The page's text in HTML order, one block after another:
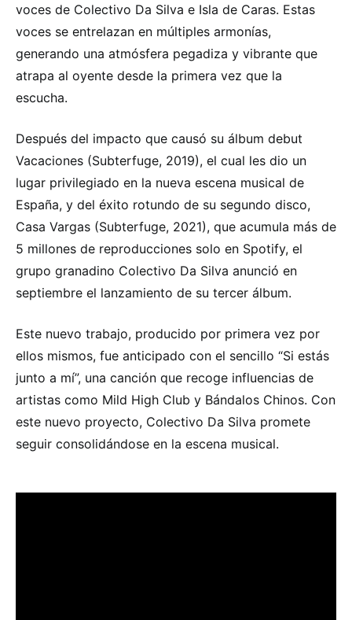
voces de Colectivo Da Silva e Isla de Caras. Estas
voces se entrelazan en múltiples armonías,
generando una atmósfera pegadiza y vibrante que
atrapa al oyente desde la primera vez que la
escucha.
Después del impacto que causó su álbum debut
Vacaciones (Subterfuge, 2019), el cual les dio un
lugar privilegiado en la nueva escena musical de
España, y del éxito rotundo de su segundo disco,
Casa Vargas (Subterfuge, 2021), que acumula más de
5 millones de reproducciones solo en Spotify, el
grupo granadino Colectivo Da Silva anunció en
septiembre el lanzamiento de su tercer álbum.
Este nuevo trabajo, producido por primera vez por
ellos mismos, fue anticipado con el sencillo “Si estás
junto a mí”, una canción que recoge influencias de
artistas como Mild High Club y Bándalos Chinos. Con
este nuevo proyecto, Colectivo Da Silva promete
seguir consolidándose en la escena musical.